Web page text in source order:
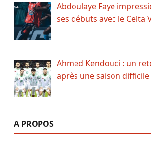
Abdoulaye Faye
ses débuts avec le Celta
Ahmed Kendouci : un
après une saison difficile
A PROPOS